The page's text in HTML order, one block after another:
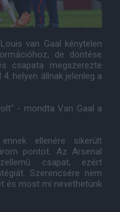
van Gaal kénytelen
de döntése
csapata megszerezte
helyen állnak jelenleg a
- mondta Van Gaal a
ellenére sikerült
pontot. Az Arsenal
csapat, ezért
Szerencsére nem
és most mi nevethetünk